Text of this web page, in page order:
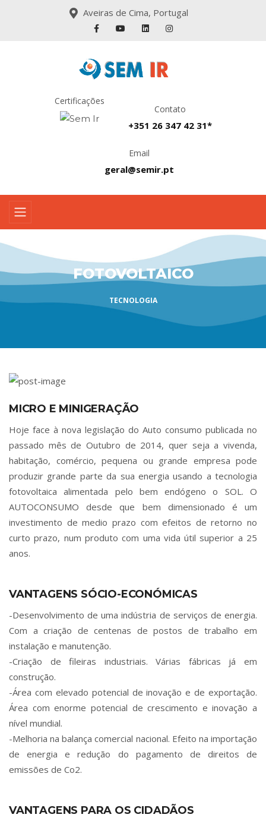
Aveiras de Cima, Portugal
Certificações
Contato
+351 26 347 42 31*
Email
geral@semir.pt
FOTOVOLTAICO
TECNOLOGIA
MICRO E MINIGERAÇÃO
Hoje face à nova legislação do Auto consumo publicada no
passado mês de Outubro de 2014, quer seja a vivenda,
habitação, comércio, pequena ou grande empresa pode
produzir grande parte da sua energia usando a tecnologia
fotovoltaica alimentada pelo bem endógeno o SOL. O
AUTOCONSUMO desde que bem dimensionado é um
investimento de medio prazo com efeitos de retorno no
curto prazo, num produto com uma vida útil superior a 25
anos.
VANTAGENS SÓCIO-ECONÓMICAS
-Desenvolvimento de uma indústria de serviços de energia.
Com a criação de centenas de postos de trabalho em
instalação e manutenção.
-Criação de fileiras industriais. Várias fábricas já em
construção.
-Área com elevado potencial de inovação e de exportação.
Área com enorme potencial de crescimento e inovação a
nível mundial.
-Melhoria na balança comercial nacional. Efeito na importação
de energia e redução do pagamento de direitos de
emissões de Co2.
VANTAGENS PARA OS CIDADÃOS